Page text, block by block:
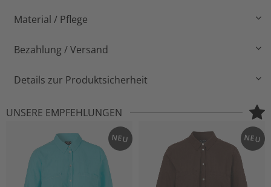
Material / Pflege
Bezahlung / Versand
Details zur Produktsicherheit
UNSERE EMPFEHLUNGEN
NEU NEU